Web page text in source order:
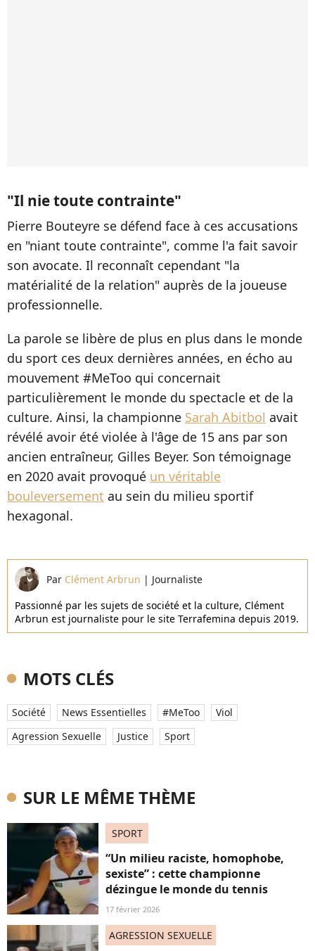
"Il nie toute contrainte"
Pierre Bouteyre se défend face à ces accusations
en "niant toute contrainte", comme l'a fait savoir
son avocate. Il reconnaît cependant "la
matérialité de la relation" auprès de la joueuse
professionnelle.
La parole se libère de plus en plus dans le monde
du sport ces deux dernières années, en écho au
mouvement #MeToo qui concernait
particulièrement le monde du spectacle et de la
culture. Ainsi, la championne Sarah Abitbol avait
révélé avoir été violée à l'âge de 15 ans par son
ancien entraîneur, Gilles Beyer. Son témoignage
en 2020 avait provoqué un véritable
bouleversement au sein du milieu sportif
hexagonal.
Par Clément Arbrun | Journaliste
Passionné par les sujets de société et la culture, Clément
Arbrun est journaliste pour le site Terrafemina depuis 2019.
MOTS CLÉS
Société News Essentielles #MeToo
Viol
Agression Sexuelle
Justice Sport
SUR LE MÊME THÈME
SPORT
“Un milieu raciste, homophobe,
sexiste” : cette championne
dézingue le monde du tennis
17 février 2026
AGRESSION SEXUELLE